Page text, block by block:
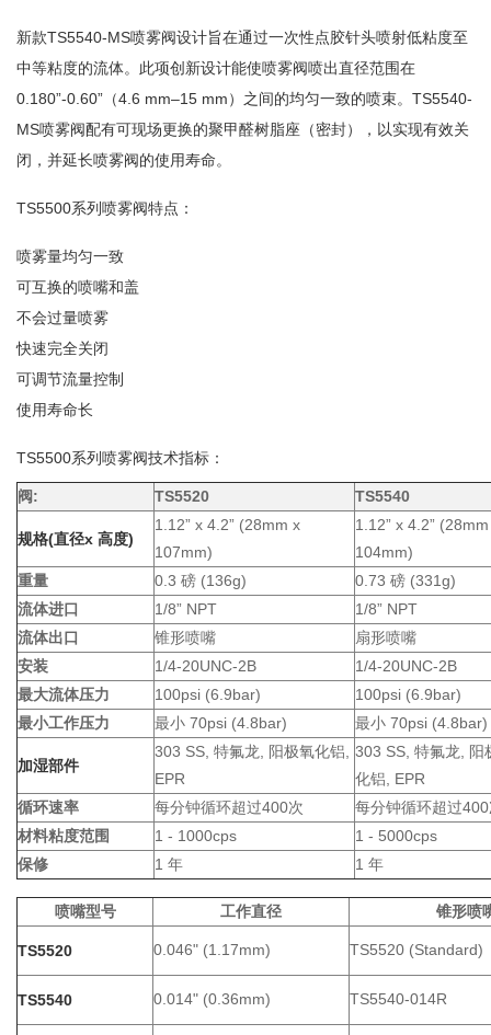
新款TS5540-MS喷雾阀设计旨在通过一次性点胶针头喷射低粘度至
中等粘度的流体。此项创新设计能使喷雾阀喷出直径范围在
0.180”-0.60”（4.6 mm–15 mm）之间的均匀一致的喷束。TS5540-
MS喷雾阀配有可现场更换的聚甲醛树脂座（密封），以实现有效关
闭，并延长喷雾阀的使用寿命。
TS5500系列喷雾阀特点：
喷雾量均匀一致
可互换的喷嘴和盖
不会过量喷雾
快速完全关闭
可调节流量控制
使用寿命长
TS5500系列喷雾阀技术指标：
阀: TS5520 TS5540
规格(直径x 高度)
1.12” x 4.2” (28mm x
107mm)
1.12” x 4.2”
104mm)
重量
0.3 磅 (136g)
0.73 磅 (331g)
流体进口
1/8” NPT
1/8” NPT
流体出口
锥形喷嘴
扇形喷嘴
安装
1/4-20UNC-2B
1/4-20UNC-2B
最大流体压力
100psi (6.9bar)
100psi (6.9bar)
最小工作压力
最小 70psi (4.8bar) 最小 70psi (4.8bar)
加湿部件
303 SS, 特氟龙, 阳极氧化铝,
EPR
303 SS, 特氟龙, 阳
化铝, EPR
循环速率
每分钟循环超过400次
每分钟循环超过
材料粘度范围
1 - 1000cps
1 - 5000cps
保修
1 年 1 年
喷嘴型号 工作直径 锥形喷
TS5520 0.046" (1.17mm) TS5520 (Standard)
TS5540 0.014" (0.36mm) TS5540-014R